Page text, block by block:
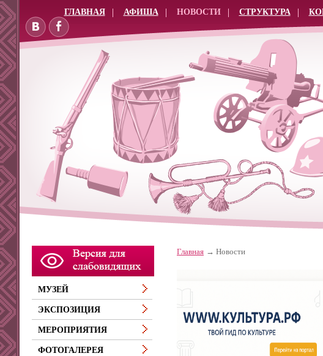
ГЛАВНАЯ АФИША НОВОСТИ СТРУКТУРА
Главная Новости
МУЗЕЙ
ЭКСПОЗИЦИЯ
МЕРОПРИЯТИЯ
ФОТОГАЛЕРЕЯ